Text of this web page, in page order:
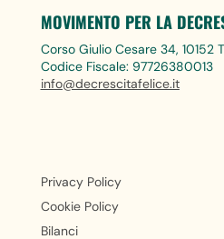
MOVIMENTO PER LA
Corso Giulio Cesare 34, 10152
Codice Fiscale: 97726380013
info@decrescitafelice.it
Privacy Policy
Cookie Policy
Bilanci